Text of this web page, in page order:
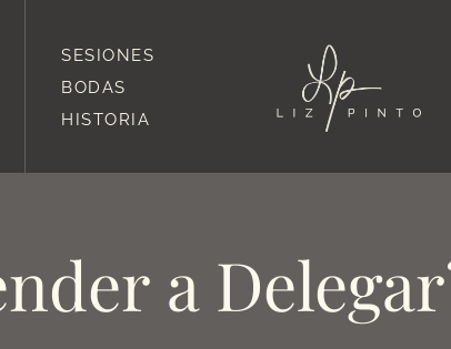
SESIONES
BODAS
HISTORIA
a